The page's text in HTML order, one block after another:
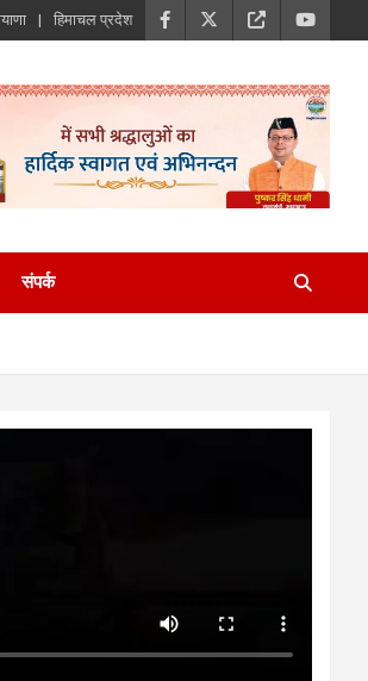
हिमाचल प्रदेश
संपर्क